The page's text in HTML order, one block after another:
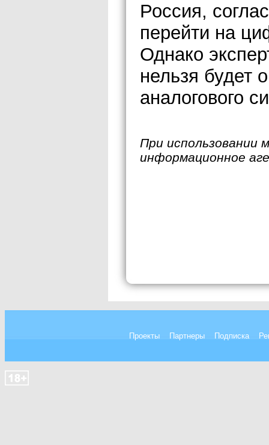
Россия,
перейти на
Однако
нельзя будет
аналогового
При использовании
информационное
Проекты Партнеры Подписка